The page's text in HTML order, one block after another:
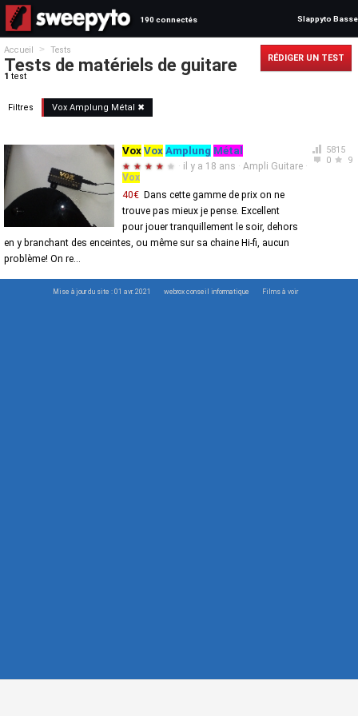
190 connectés Slappyto Basse
Accueil > Tests
Tests de matériels de guitare
1 test
RÉDIGER UN TEST
Filtres Vox Amplung Métal ✖
5815
0
9
Vox Vox Amplung Métal
★ ★ ★ ★ ★ · il y a 18 ans · Ampli Guitare ·
Vox
40€ Dans cette gamme de prix on ne
trouve pas mieux je pense. Excellent
pour jouer tranquillement le soir, dehors
en y branchant des enceintes, ou même sur sa chaine Hi-fi, aucun
problème! On re...
Mise à jour du site : 01 avr. 2021 webrox conseil informatique Films à voir